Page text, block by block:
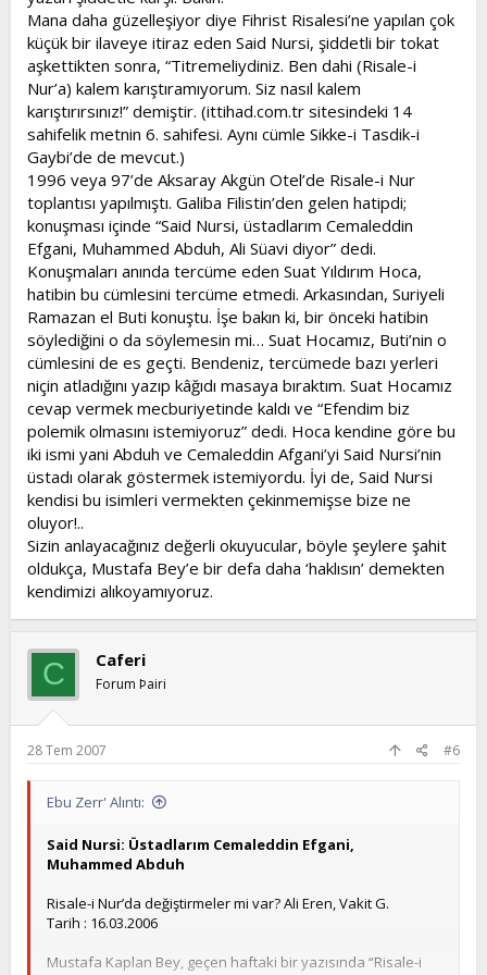
Mana daha güzelleşiyor diye Fihrist Risalesi’ne yapılan çok
küçük bir ilaveye itiraz eden Said Nursi, şiddetli bir tokat
aşkettikten sonra, “Titremeliydiniz. Ben dahi (Risale-i
Nur’a) kalem karıştıramıyorum. Siz nasıl kalem
karıştırırsınız!” demiştir. (ittihad.com.tr sitesindeki 14
sahifelik metnin 6. sahifesi. Aynı cümle Sikke-i Tasdik-i
Gaybi’de de mevcut.)
1996 veya 97’de Aksaray Akgün Otel’de Risale-i Nur
toplantısı yapılmıştı. Galiba Filistin’den gelen hatipdi;
konuşması içinde “Said Nursi, üstadlarım Cemaleddin
Efgani, Muhammed Abduh, Ali Süavi diyor” dedi.
Konuşmaları anında tercüme eden Suat Yıldırım Hoca,
hatibin bu cümlesini tercüme etmedi. Arkasından, Suriyeli
Ramazan el Buti konuştu. İşe bakın ki, bir önceki hatibin
söylediğini o da söylemesin mi… Suat Hocamız, Buti’nin o
cümlesini de es geçti. Bendeniz, tercümede bazı yerleri
niçin atladığını yazıp kâğıdı masaya bıraktım. Suat Hocamız
cevap vermek mecburiyetinde kaldı ve “Efendim biz
polemik olmasını istemiyoruz” dedi. Hoca kendine göre bu
iki ismi yani Abduh ve Cemaleddin Afgani’yi Said Nursi’nin
üstadı olarak göstermek istemiyordu. İyi de, Said Nursi
kendisi bu isimleri vermekten çekinmemişse bize ne
oluyor!..
Sizin anlayacağınız değerli okuyucular, böyle şeylere şahit
oldukça, Mustafa Bey’e bir defa daha ‘haklısın’ demekten
kendimizi alıkoyamıyoruz.
C Caferi
Forum Þairi
28 Tem 2007 #6
Ebu Zerr' Alıntı:
Said Nursi: Üstadlarım Cemaleddin Efgani,
Muhammed Abduh
Risale-i Nur’da değiştirmeler mi var? Ali Eren, Vakit G.
Tarih : 16.03.2006
Mustafa Kaplan Bey, geçen haftaki bir yazısında “Risale-i